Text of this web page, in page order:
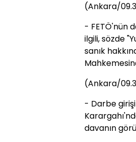
(Ankara/
- FETÖ'nün
ilgili, sözde
sanık
(Ankara/
- Darbe
davanın